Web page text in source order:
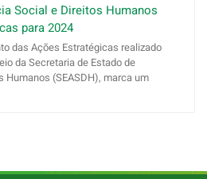
Social e Direitos Humanos
para 2024
das Ações Estratégicas realizado
da Secretaria de Estado de
(SEASDH), marca um